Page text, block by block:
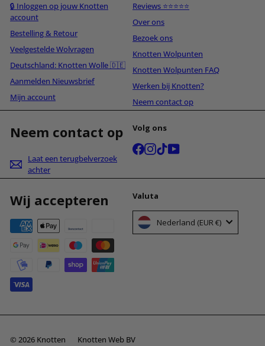
🔒 Inloggen op jouw Knotten
account
Bestelling & Retour
Veelgestelde Wolvragen
Deutschland: Knotten Wolle 🇩🇪
Aanmelden Nieuwsbrief
Mijn account
Reviews ⭐⭐⭐⭐⭐
Over ons
Bezoek ons
Knotten Wolpunten
Knotten Wolpunten FAQ
Werken bij Knotten?
Neem contact op
Neem contact op
Laat een terugbelverzoek
achter
Volg ons
Facebook
Instagram
TikTokYouTube
Wij accepteren Valuta
Nederland (EUR €)
© 2026 Knotten Knotten Web BV